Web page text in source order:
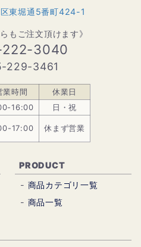
東堀通5番町424-1
もご注文頂けます》
3040
229-3461
業時間
休業日
16:00
日・祝
17:00 休まず営業
PRODUCT
商品カテゴリ一覧
商品一覧